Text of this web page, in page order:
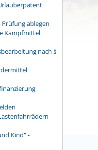
ablegen
Kampfmittel
nach §
Kind" -